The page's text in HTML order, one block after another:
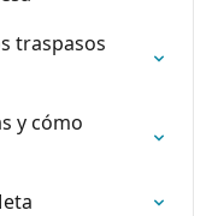
traspasos
y cómo